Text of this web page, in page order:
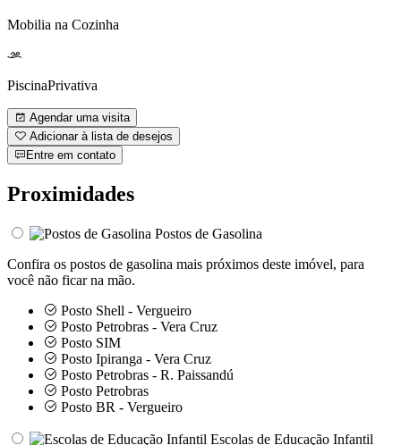
Mobilia na Cozinha
PiscinaPrivativa
Agendar uma visita
Adicionar à lista de desejos
Entre em contato
Proximidades
Postos de Gasolina
Confira os postos de gasolina mais próximos deste imóvel, para
você não ficar na mão.
Posto Shell - Vergueiro
Posto Petrobras - Vera Cruz
Posto SIM
Posto Ipiranga - Vera Cruz
Posto Petrobras - R. Paissandú
Posto Petrobras
Posto BR - Vergueiro
Escolas de Educação Infantil